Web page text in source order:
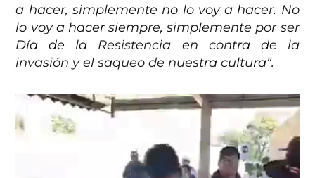
a hacer, simplemente no lo voy a hacer. No
lo voy a hacer siempre, simplemente por ser
Día de la Resistencia en contra de la
invasión y el saqueo de nuestra cultura”.